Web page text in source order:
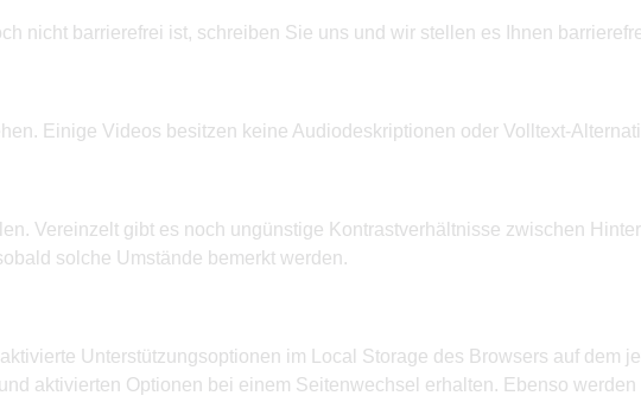
nicht barrierefrei ist, schreiben Sie uns und wir stellen es Ihnen
Einige Videos besitzen keine Audiodeskriptionen oder Volltext-
Vereinzelt gibt es noch ungünstige Kontrastverhältnisse zwischen
solche Umstände bemerkt werden.
Unterstützungsoptionen im Local Storage des Browsers auf dem
aktivierten Optionen bei einem Seitenwechsel erhalten. Ebenso